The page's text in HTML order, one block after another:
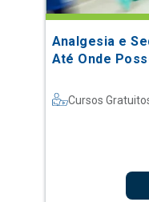
Analgesia e
Até Onde
Cursos